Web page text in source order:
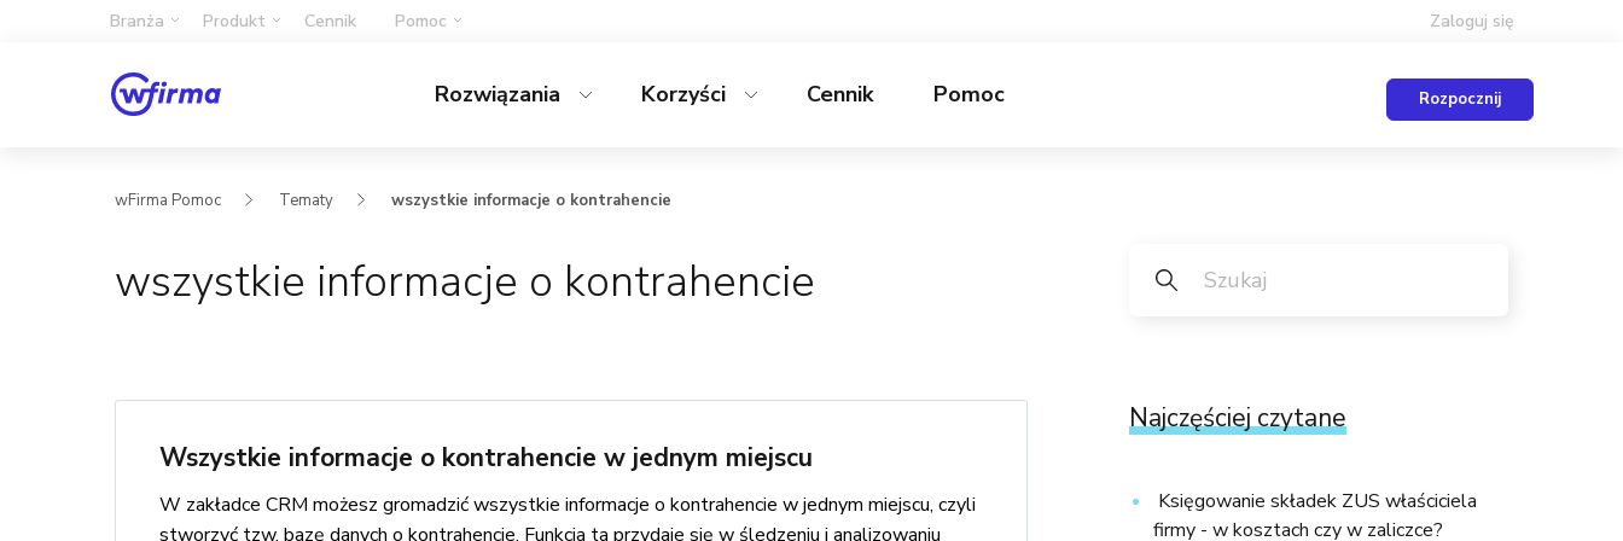
Branża Produkt Cennik Pomoc Zaloguj się
Rozwiązania Korzyści Cennik Pomoc Rozpocznij
wFirma Pomoc Tematy wszystkie informacje o kontrahencie
wszystkie informacje o kontrahencie
Wszystkie informacje o kontrahencie w jednym miejscu
W zakładce CRM możesz gromadzić wszystkie informacje o kontrahencie w jednym miejscu, czyli
stworzyć tzw. bazę danych o kontrahencie. Funkcja ta przydaje się w śledzeniu i analizowaniu
Najczęściej czytane
Księgowanie składek ZUS właściciela
firmy - w kosztach czy w zaliczce?